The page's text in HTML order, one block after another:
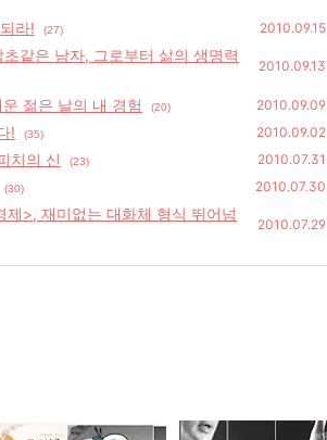
라! (27) 2010.09.15
같은 남자, 그로부터 삶의 생명력
2010.09.13
젊은 날의 내 경험 (20) 2010.09.09
! (35) 2010.09.02
치의 신 (23) 2010.07.31
(30) 2010.07.30
>, 재미없는 대화체 형식 뛰어넘
2010.07.29